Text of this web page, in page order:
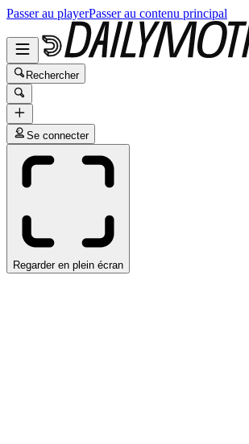
Passer au playerPasser au contenu principal
Rechercher
Se connecter
Regarder en plein écran